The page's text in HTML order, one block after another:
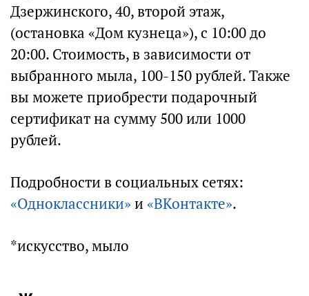
Дзержинского, 40, второй этаж,
(остановка «Дом кузнеца»), с 10:00 до
20:00. Стоимость, в зависимости от
выбранного мыла, 100-150 рублей. Также
вы можете приобрести подарочный
сертификат на сумму 500 или 1000
рублей.
Подробности в социальных сетях:
«Одноклассники»и «ВКонтакте».
*искусство, мыло